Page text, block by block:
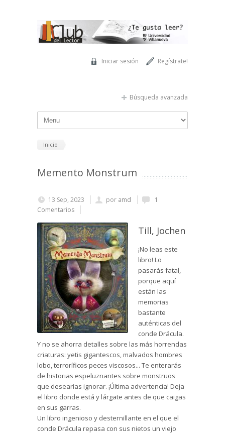
Regístrate!
Iniciar sesión
Búsqueda avanzada
Inicio
Memento Monstrum
13 Sep, 2023 por amd
1
Comentarios
Till, Jochen
¡No leas este
libro! Lo
pasarás fatal,
porque aquí
están las
memorias
bastante
auténticas del
conde Drácula.
Y no se ahorra detalles sobre las más horrendas
criaturas: yetis gigantescos, malvados hombres
lobo, terroríficos peces viscosos... Te enterarás
de historias espeluznantes sobre monstruos
que desearías ignorar. ¡Última advertencia! Deja
el libro donde está y lárgate antes de que caigas
en sus garras.
Un libro ingenioso y desternillante en el que el
conde Drácula repasa con sus nietos un viejo